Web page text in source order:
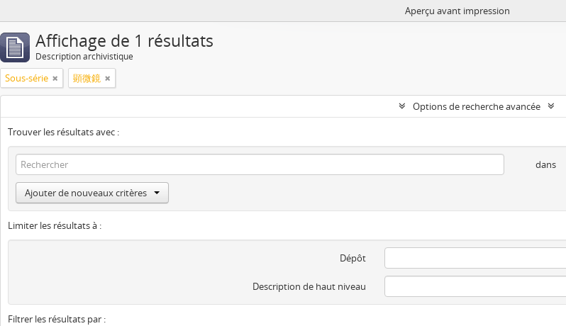
Aperçu avant impression
Affichage de 1 résultats
Description archivistique
Sous-série 顕微鏡
Options de recherche avancée
Trouver les résultats avec :
dans
Ajouter de nouveaux critères
Limiter les résultats à :
Dépôt
Description de haut niveau
Filtrer les résultats par :